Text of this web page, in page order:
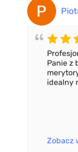
Panie z
idealny
Zobacz